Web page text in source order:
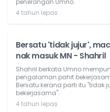
penerangan Umno.
4 tahun lepas
Bersatu 'tidak jujur',
nak masuk MN - Shahril
Shahril berkata Umno
pengalaman pahit
Bersatu kerana parti itu "tidak
bekerjasama".
4 tahun lepas